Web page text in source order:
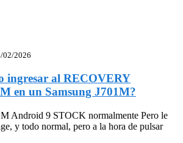
02/2026
ingresar al RECOVERY
en un Samsung J701M?
Android 9 STOCK normalmente Pero le
y todo normal, pero a la hora de pulsar